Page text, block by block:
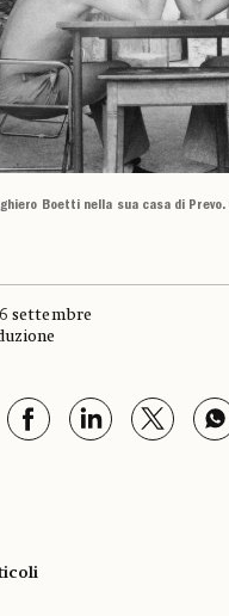
Boetti nella sua casa di
settembre